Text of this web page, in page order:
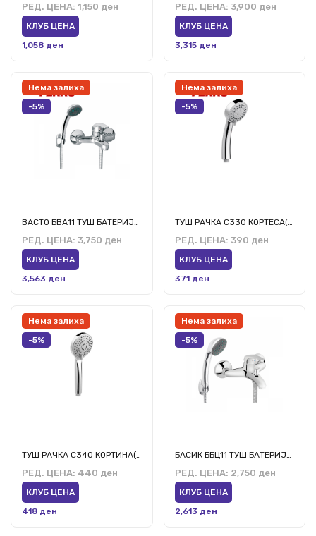
РЕД. ЦЕНА: 1,150 ден
КЛУБ ЦЕНА
1,058 ден
РЕД. ЦЕНА: 3,900 ден
КЛУБ ЦЕНА
3,315 ден
Нема залиха
-5%
РЕД. ЦЕНА: 3,750 ден
КЛУБ ЦЕНА
3,563 ден
Нема залиха
-5%
ТУШ РАЧКА С330 КОРТЕСА(3 ФУНКЦИИ) ФЕРО
РЕД. ЦЕНА: 390 ден
КЛУБ ЦЕНА
371 ден
Нема залиха
-5%
ТУШ РАЧКА С340 КОРТИНА(3 ФУНКЦИИ) ФЕРО
РЕД. ЦЕНА: 440 ден
КЛУБ ЦЕНА
418 ден
Нема залиха
-5%
БАСИК ББЦ11 ТУШ БАТЕРИЈА СО СЕТ ЗА ТУШИРАЊЕ ФЕРО
РЕД. ЦЕНА: 2,750 ден
КЛУБ ЦЕНА
2,613 ден